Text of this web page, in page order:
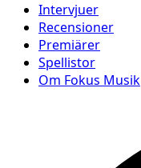
Intervjuer
Recensioner
Premiärer
Spellistor
Om Fokus Musik